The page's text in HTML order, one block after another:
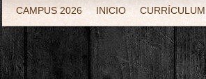
CAMPUS 2026 INICIO CURRÍCULUM